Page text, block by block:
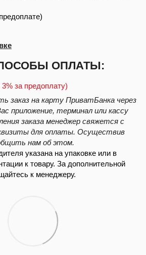
ОПЛАТЫ:
за предоплату)
заказ на карту ПриватБанка через
приложение, терминал или кассу
заказа менеджер свяжется с
для оплаты. Осуществив
нам об этом.
указана на упаковке или в
к товару. За дополнительной
к менеджеру.